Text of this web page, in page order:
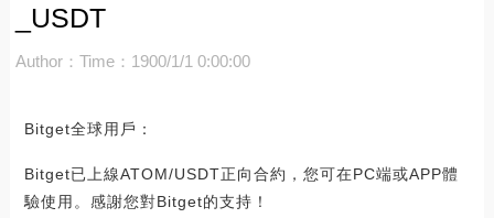
_USDT
Author： Time：1900/1/1 0:00:00
Bitget全球用戶：
Bitget已上線ATOM/USDT正向合約，您可在PC端或APP體
驗使用。感謝您對Bitget的支持！